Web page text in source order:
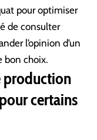
pour optimiser
de consulter
l’opinion d’un
bon choix.
production
certains